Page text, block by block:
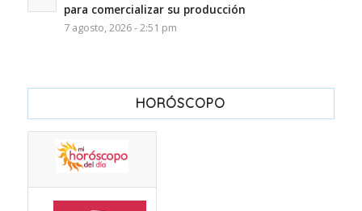
para comercializar su producción
7 agosto, 2026 - 2:51 pm
HORÓSCOPO